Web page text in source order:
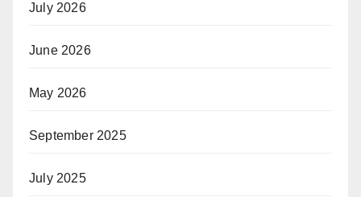
July 2026
June 2026
May 2026
September 2025
July 2025